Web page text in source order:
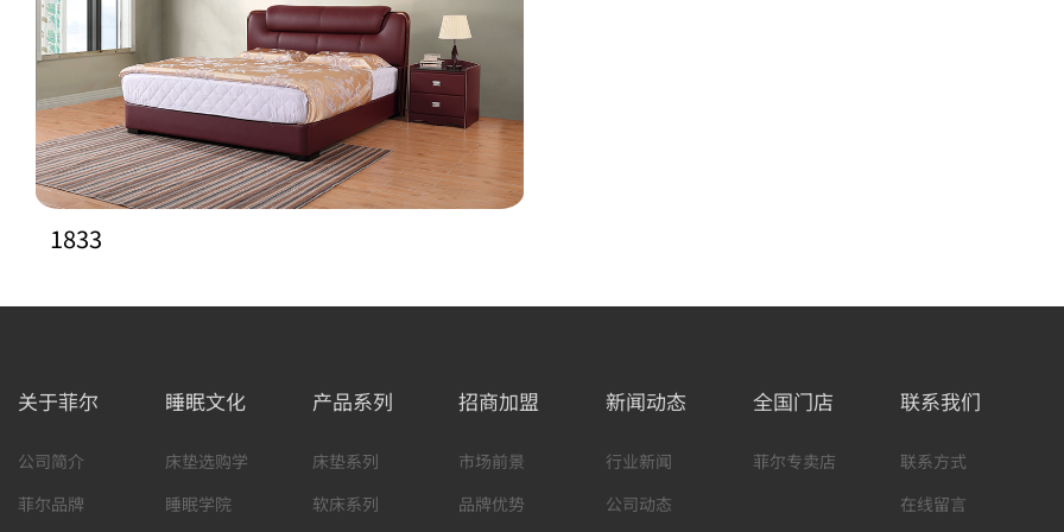
1833
关于菲尔
公司简介
菲尔品牌
睡眠文化
床垫选购学
睡眠学院
产品系列
床垫系列
软床系列
招商加盟
市场前景
品牌优势
新闻动态
行业新闻
公司动态
全国门店
菲尔专卖店
联系我们
联系方式
在线留言